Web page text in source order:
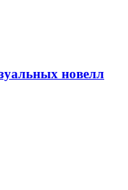
новелл